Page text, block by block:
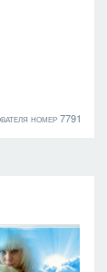
номер 7791